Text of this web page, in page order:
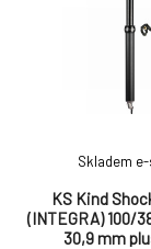
výborným
výkon/váha.
KS Kind
(INTEGRA) 100/
30,9 mm
Skladem